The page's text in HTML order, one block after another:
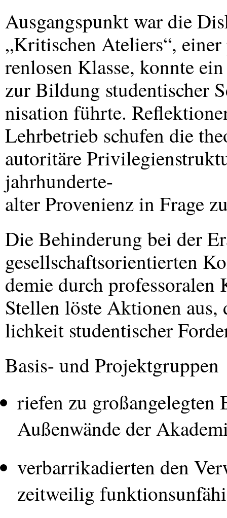
Ausgangspunkt war die
„Kritischen Ateliers“, einer
renlosen Klasse, konnte
zur Bildung studentischer
nisation führte.
Lehrbetrieb schufen die
autoritäre
jahrhunderte-
alter Provenienz in Frage
Die Behinderung bei der
gesellschaftsorientierten
demie durch
Stellen löste Aktionen
lichkeit studentischer
Basis- und Projektgruppen
riefen zu großangelegten
Außenwände der
verbarrikadierten den
zeitweilig